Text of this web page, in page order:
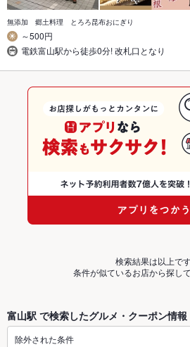
無添加 郷土料理 とろろ昆布おにぎり
～500円
電鉄富山駅から徒歩0分! 改札口となり
検索結果は以上です
条件が似ているお店から探し
富山駅 で検索したグルメ・クーポン情報
除外された条件